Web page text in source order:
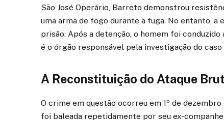
São José Operário, Barreto demonstrou
uma arma de fogo durante a fuga. No entanto,
prisão. Após a detenção, o homem foi
é o órgão responsável pela investigação do
A Reconstituição do Ataque
O crime em questão ocorreu em 1º de
foi baleada repetidamente por seu ex-